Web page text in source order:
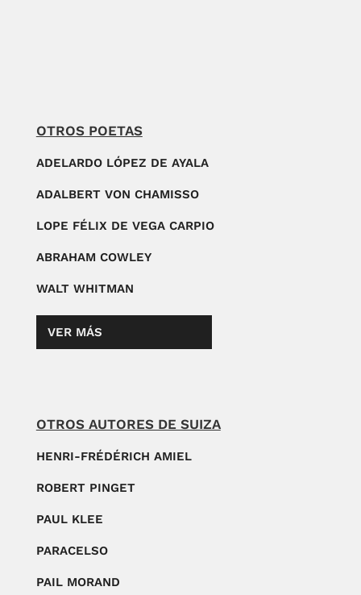
OTROS POETAS
ADELARDO LÓPEZ DE AYALA
ADALBERT VON CHAMISSO
LOPE FÉLIX DE VEGA CARPIO
ABRAHAM COWLEY
WALT WHITMAN
VER MÁS
OTROS AUTORES DE SUIZA
HENRI-FRÉDÉRICH AMIEL
ROBERT PINGET
PAUL KLEE
PARACELSO
PAIL MORAND